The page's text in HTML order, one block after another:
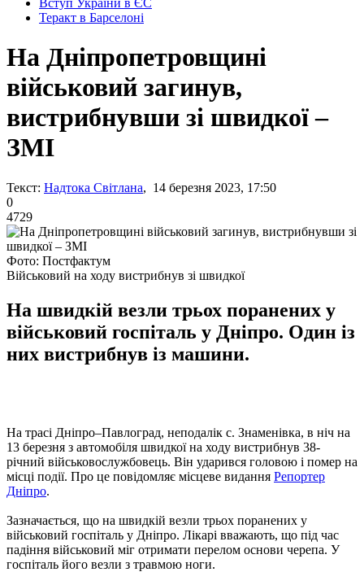
Вступ України в ЄС
Теракт в Барселоні
На Дніпропетровщині
військовий загинув,
вистрибнувши зі швидкої –
ЗМІ
Текст: Надтока Світлана, 14 березня 2023, 17:50
0
4729
Фото: Постфактум
Військовий на ходу вистрибнув зі швидкої
На швидкій везли трьох поранених у
військовий госпіталь у Дніпро. Один із
них вистрибнув із машини.
На трасі Дніпро–Павлоград, неподалік с. Знаменівка, в ніч на
13 березня з автомобіля швидкої на ходу вистрибнув 38-
річний військовослужбовець. Він ударився головою і помер на
місці події. Про це повідомляє місцеве видання Репортер
Дніпро.
Зазначається, що на швидкій везли трьох поранених у
військовий госпіталь у Дніпро. Лікарі вважають, що під час
падіння військовий міг отримати перелом основи черепа. У
госпіталь його везли з травмою ноги.